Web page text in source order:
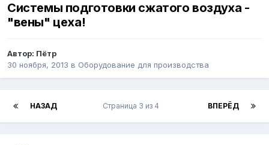
Системы подготовки сжатого воздуха -
"вены" цеха!
Автор: Пётр
30 ноября, 2013 в Оборудование для производства
НАЗАД ВПЕРЁД
Страница 3 из 4